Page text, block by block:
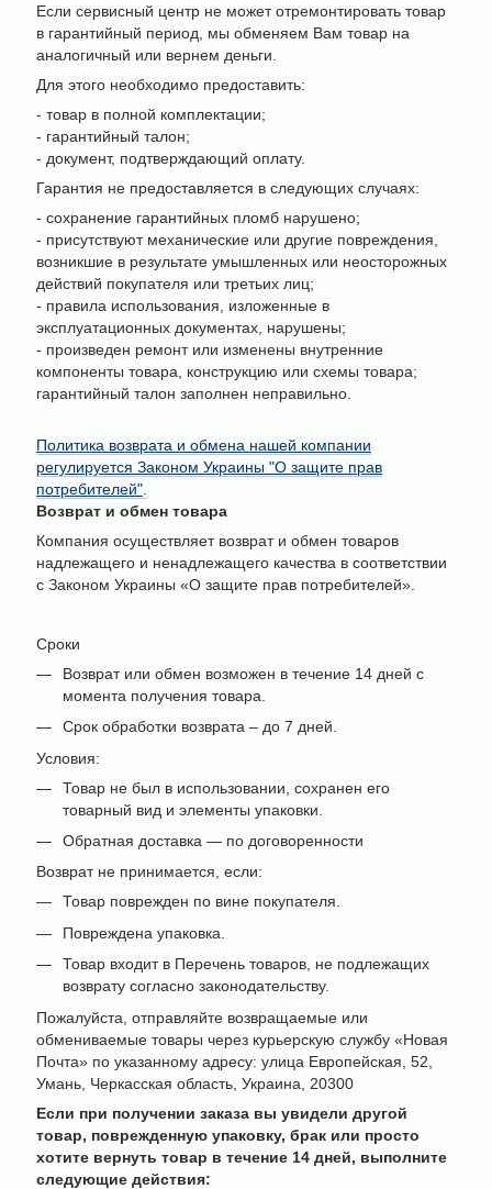
Если сервисный центр не может отремонтировать товар
в гарантийный период, мы обменяем Вам товар на
аналогичный или вернем деньги.
Для этого необходимо предоставить:
- товар в полной комплектации;
- гарантийный талон;
- документ, подтверждающий оплату.
Гарантия не предоставляется в следующих случаях:
- сохранение гарантийных пломб нарушено;
- присутствуют механические или другие повреждения,
возникшие в результате умышленных или неосторожных
действий покупателя или третьих лиц;
- правила использования, изложенные в
эксплуатационных документах, нарушены;
- произведен ремонт или изменены внутренние
компоненты товара, конструкцию или схемы товара;
гарантийный талон заполнен неправильно.
Политика возврата и обмена нашей компании
регулируется Законом Украины "О защите прав
потребителей"
Возврат и обмен товара
Компания осуществляет возврат и обмен товаров
надлежащего и ненадлежащего качества в соответствии
с Законом Украины «О защите прав потребителей».
Сроки
Возврат или обмен возможен в течение 14 дней с
момента получения товара.
Срок обработки возврата – до 7 дней.
Условия:
Товар не был в использовании, сохранен его
товарный вид и элементы упаковки.
Обратная доставка — по договоренности
Возврат не принимается, если:
Товар поврежден по вине покупателя.
Повреждена упаковка.
Товар входит в Перечень товаров, не подлежащих
возврату согласно законодательству.
Пожалуйста, отправляйте возвращаемые или
обмениваемые товары через курьерскую службу «Новая
Почта» по указанному адресу: улица Европейская, 52,
Умань, Черкасская область, Украина, 20300
Если при получении заказа вы увидели другой
товар, поврежденную упаковку, брак или просто
хотите вернуть товар в течение 14 дней, выполните
следующие действия: